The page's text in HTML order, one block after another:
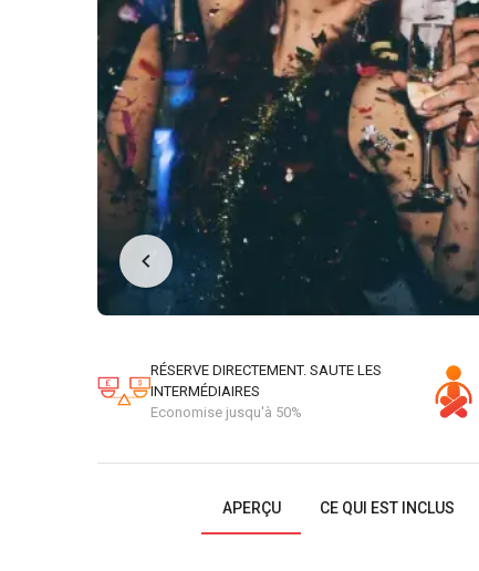
RÉSERVE DIRECTEMENT. SAUTE LES
INTERMÉDIAIRES
Economise jusqu'à 50%
APERÇU CE QUI EST INCLUS